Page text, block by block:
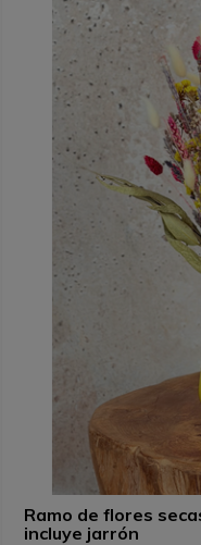
Ramo de flores
incluye jarrón